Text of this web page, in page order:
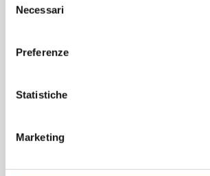
delNecessari
Preferenze
Statistiche
Marketing